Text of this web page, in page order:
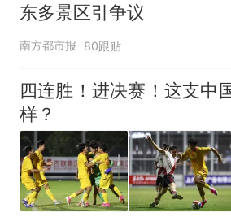
东多景区引争议
南方都市报 80跟贴
四连胜！进决赛！这支中
样？